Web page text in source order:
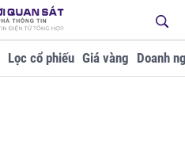
Lọc cổ phiếu Giá vàng Doanh